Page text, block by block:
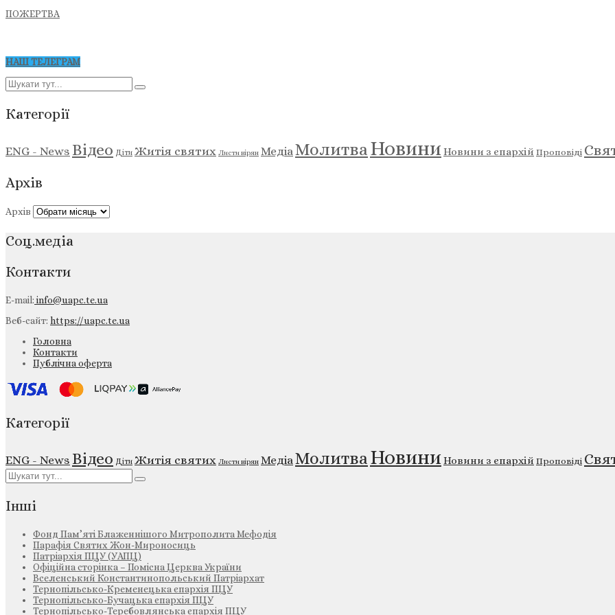
ПОЖЕРТВА
НАШ ТЕЛЕГРАМ
Категорії
ENG - News Відео Діти Житія святих Листи вірян МедіаМолитваНовини Новини з єпархій Проповіді
Архів
Архів
Соц.медіа
Контакти
E-mail:info@uapc.te.ua
Веб-сайт: https://uapc.te.ua
Головна
Контакти
Публічна оферта
Категорії
ENG - News Відео Діти Житія святих Листи вірян МедіаМолитваНовиниНовини з єпархій Проповіді
Інші
Фонд Пам’яті Блаженнішого Митрополита Мефодія
Парафія Святих Жон-Мироносиць
Патріархія ПЦУ (УАПЦ)
Офіційна сторінка – Помісна Церква України
Вселенський Константинопольський Патріархат
Тернопільсько-Кременецька єпархія ПЦУ
Тернопільсько-Бучацька єпархія ПЦУ
Тернопільсько-Теребовлянська єпархія ПЦУ